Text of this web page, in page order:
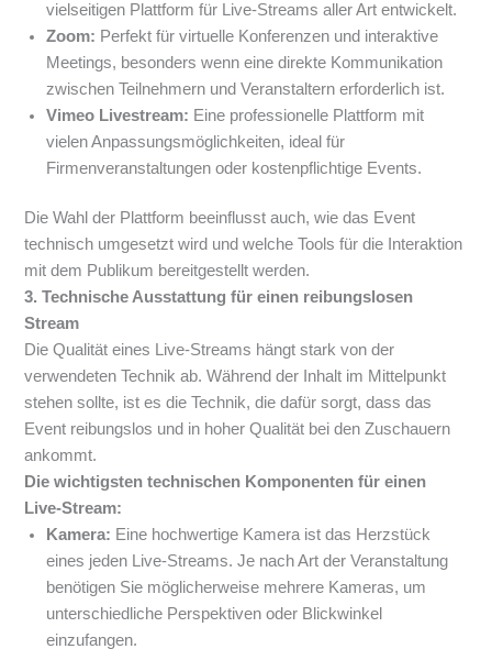
vielseitigen Plattform für Live-Streams aller Art entwickelt.
Zoom: Perfekt für virtuelle Konferenzen und interaktive
Meetings, besonders wenn eine direkte Kommunikation
zwischen Teilnehmern und Veranstaltern erforderlich ist.
Vimeo Livestream: Eine professionelle Plattform mit
vielen Anpassungsmöglichkeiten, ideal für
Firmenveranstaltungen oder kostenpflichtige Events.
Die Wahl der Plattform beeinflusst auch, wie das Event
technisch umgesetzt wird und welche Tools für die Interaktion
mit dem Publikum bereitgestellt werden.
3. Technische Ausstattung für einen reibungslosen
Stream
Die Qualität eines Live-Streams hängt stark von der
verwendeten Technik ab. Während der Inhalt im Mittelpunkt
stehen sollte, ist es die Technik, die dafür sorgt, dass das
Event reibungslos und in hoher Qualität bei den Zuschauern
ankommt.
Die wichtigsten technischen Komponenten für einen
Live-Stream:
Kamera: Eine hochwertige Kamera ist das Herzstück
eines jeden Live-Streams. Je nach Art der Veranstaltung
benötigen Sie möglicherweise mehrere Kameras, um
unterschiedliche Perspektiven oder Blickwinkel
einzufangen.